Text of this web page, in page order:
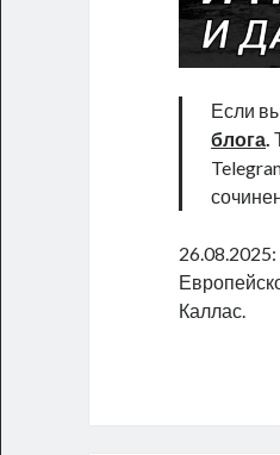
Если
блога.
Каллас.